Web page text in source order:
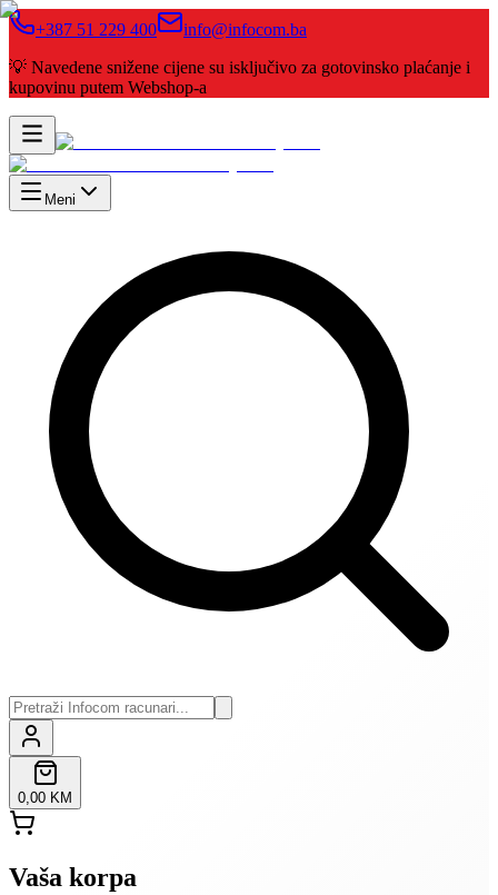
+387 51 229 400
info@infocom.ba
💡 Navedene snižene cijene su isključivo za gotovinsko plaćanje i
kupovinu putem Webshop-a
Meni
0,00 KM
Vaša korpa